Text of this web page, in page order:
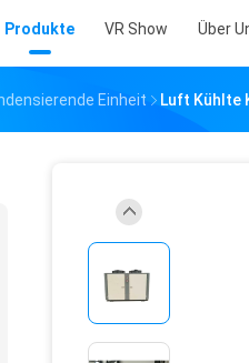
Produkte VR Show Über
Einheit Luft Kühlte